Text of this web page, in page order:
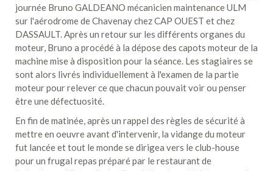
journée Bruno GALDEANO mécanicien maintenance ULM
sur l'aérodrome de Chavenay chez CAP OUEST et chez
DASSAULT. Après un retour sur les différents organes du
moteur, Bruno a procédé à la dépose des capots moteur de la
machine mise à disposition pour la séance. Les stagiaires se
sont alors livrés individuellement à l'examen de la partie
moteur pour relever ce que chacun pouvait voir ou penser
être une défectuosité.
En fin de matinée, après un rappel des règles de sécurité à
mettre en oeuvre avant d'intervenir, la vidange du moteur
fut lancée et tout le monde se dirigea vers le club-house
pour un frugal repas préparé par le restaurant de